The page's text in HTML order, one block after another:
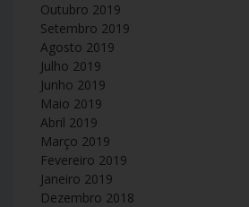
Outubro 2019
Setembro 2019
Agosto 2019
Julho 2019
Junho 2019
Maio 2019
Abril 2019
Março 2019
Fevereiro 2019
Janeiro 2019
Dezembro 2018